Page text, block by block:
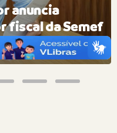
anuncia
fiscal da Semef
27 mil